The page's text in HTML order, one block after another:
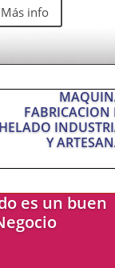
Más info
FABRICACION
HELADO
Y
es un buen